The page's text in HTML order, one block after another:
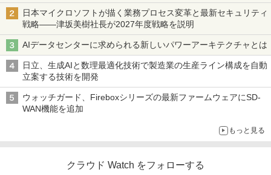
日本マイクロソフトが描く業務プロセス変革と最新セキュリティ
戦略――津坂美樹社長が2027年度戦略を説明
AIデータセンターに求められる新しいパワーアーキテクチャとは
日立、生成AIと数理最適化技術で製造業の生産ライン構成を自動
立案する技術を開発
ウォッチガード、Fireboxシリーズの最新ファームウェアにSD-
WAN機能を追加
もっと見る
クラウド Watch をフォローする